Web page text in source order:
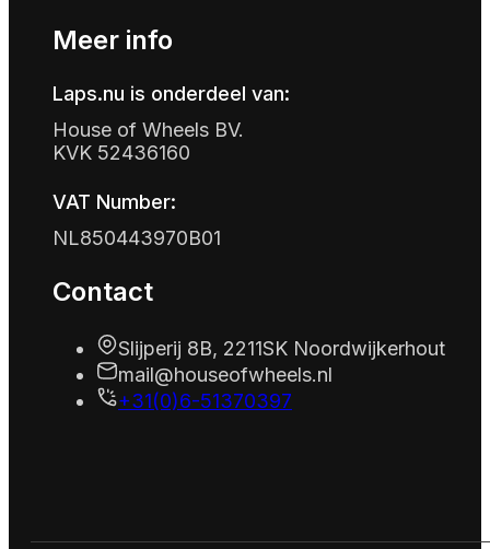
Meer info
Laps.nu is onderdeel van:
House of Wheels BV.
KVK 52436160
VAT Number:
NL850443970B01
Contact
Slijperij 8B, 2211SK Noordwijkerhout
mail@houseofwheels.nl
+31(0)6-51370397